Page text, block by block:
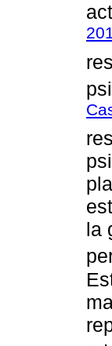
la